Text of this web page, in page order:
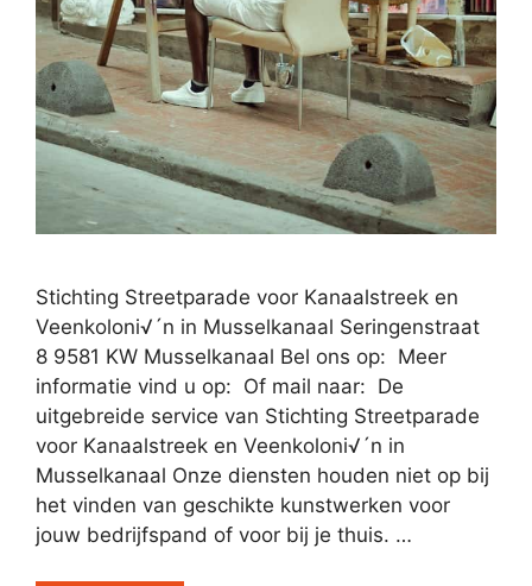
Stichting Streetparade voor Kanaalstreek en
Veenkoloni√´n in Musselkanaal Seringenstraat
8 9581 KW Musselkanaal Bel ons op: Meer
informatie vind u op: Of mail naar: De
uitgebreide service van Stichting Streetparade
voor Kanaalstreek en Veenkoloni√´n in
Musselkanaal Onze diensten houden niet op bij
het vinden van geschikte kunstwerken voor
jouw bedrijfspand of voor bij je thuis. …